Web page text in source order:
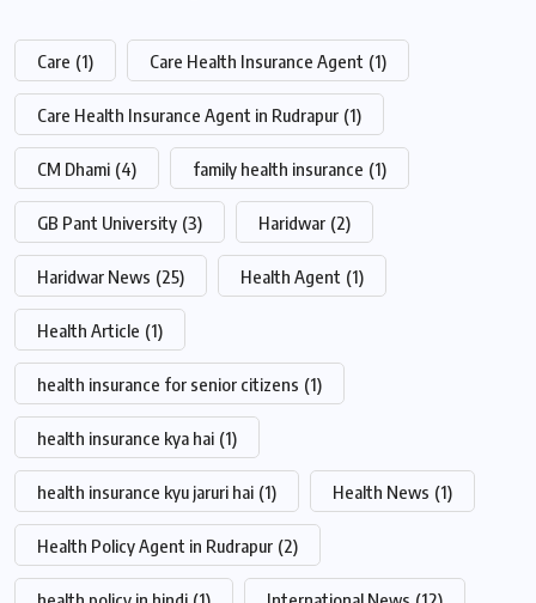
Care (1) Care Health Insurance Agent (1)
Care Health Insurance Agent in Rudrapur (1)
CM Dhami (4) family health insurance (1)
GB Pant University (3) Haridwar (2)
Haridwar News (25) Health Agent (1)
Health Article (1)
health insurance for senior citizens (1)
health insurance kya hai (1)
health insurance kyu jaruri hai (1) Health News (1)
Health Policy Agent in Rudrapur (2)